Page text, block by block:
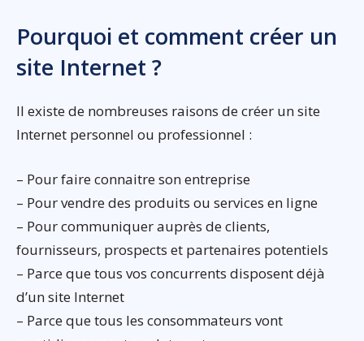
Pourquoi et comment créer un
site Internet ?
Il existe de nombreuses raisons de créer un site
Internet personnel ou professionnel :
– Pour faire connaitre son entreprise
– Pour vendre des produits ou services en ligne
– Pour communiquer auprès de clients,
fournisseurs, prospects et partenaires potentiels
– Parce que tous vos concurrents disposent déjà
d’un site Internet
– Parce que tous les consommateurs vont